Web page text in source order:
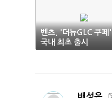
벤츠, '더뉴GLC 쿠페'
국내 최초 출시